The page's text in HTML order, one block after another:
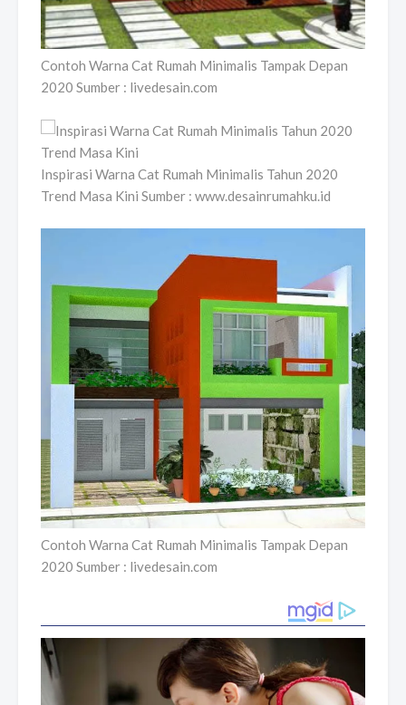
Contoh Warna Cat Rumah Minimalis Tampak Depan
2020 Sumber : livedesain.com
Inspirasi Warna Cat Rumah Minimalis Tahun 2020
Trend Masa Kini Sumber : www.desainrumahku.id
Contoh Warna Cat Rumah Minimalis Tampak Depan
2020 Sumber : livedesain.com